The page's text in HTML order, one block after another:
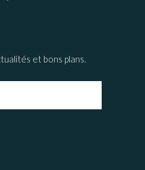
et bons plans.